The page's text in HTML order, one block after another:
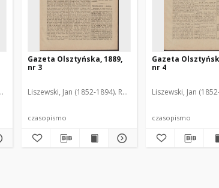
Gazeta Olsztyńska, 1889,
nr 3
Liszewski, Jan (1852-1894). Red.
czasopismo
Gazeta
nr 4
Liszewski, Jan
czasopismo